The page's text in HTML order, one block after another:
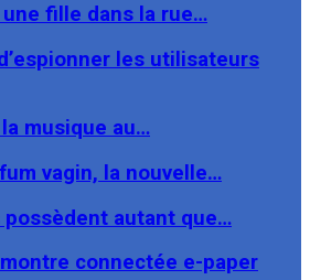
fille dans la rue…
les utilisateurs
musique au…
vagin, la nouvelle…
possèdent autant que…
connectée e-paper